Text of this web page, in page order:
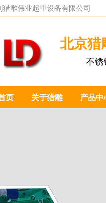
猎雕伟业起重设备有限公司
北京猎
不锈
页 关于猎雕 产品中